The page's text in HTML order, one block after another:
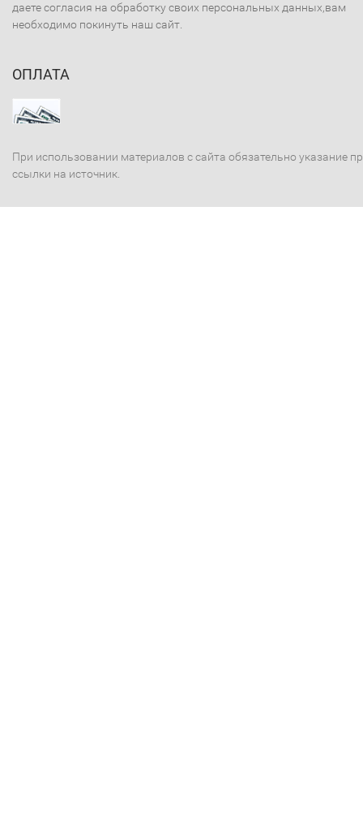
даете согласия на обработку своих персональных данных,вам
необходимо покинуть наш сайт.
ОПЛАТА
При использовании материалов с сайта обязательно указание
ссылки на источник.